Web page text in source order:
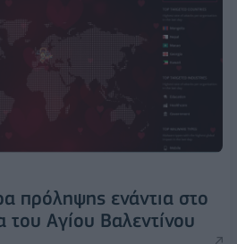
πρόληψης ενάντια στο
Αγίου Βαλεντίνου